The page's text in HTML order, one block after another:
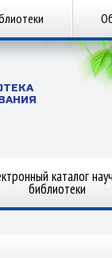
каталог
библиотеки